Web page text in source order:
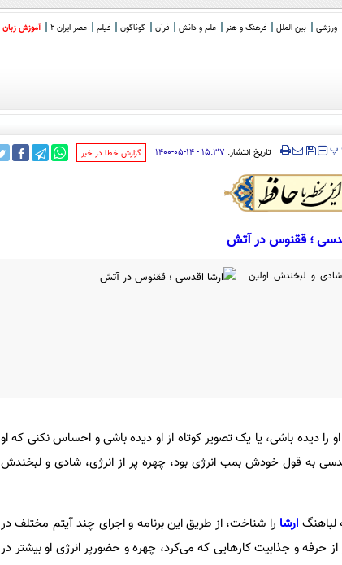
ورزشی بین الملل فرهنگ و هنر علم و دانش قرآن گوناگون فیلم عصر ایران 2 آموزش زبان
پ تاریخ انتشار: ۱۵:۳۷ - ۱۴-۰۵-۱۴۰۰ ‌گزارش خطا در خبر
؛ ققنوس در آتش
و لبخندش اولین
دیده باشی، یا یک تصویر کوتاه از او دیده باشی و احساس نکنی که او
به قول خودش بمب انرژی بود، چهره پر از انرژی، شادی و لبخندش
لباهنگ ارشا را شناخت، از طریق این برنامه و اجرای چند آیتم مختلف در
حرفه و جذابیت کارهایی که می‌کرد، چهره و حضورپر انرژی او بیشتر در